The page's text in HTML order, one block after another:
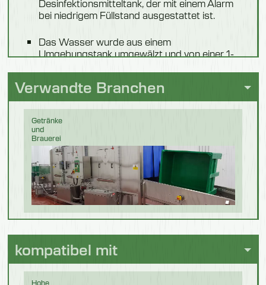
Desinfektionsmitteltank, der mit einem Alarm
bei niedrigem Füllstand ausgestattet ist.
Das Wasser wurde aus einem
Umgebungstank umgewälzt und von einer 1-
Verwandte Branchen
Getränke
und
Brauerei
kompatibel mit
Hohe